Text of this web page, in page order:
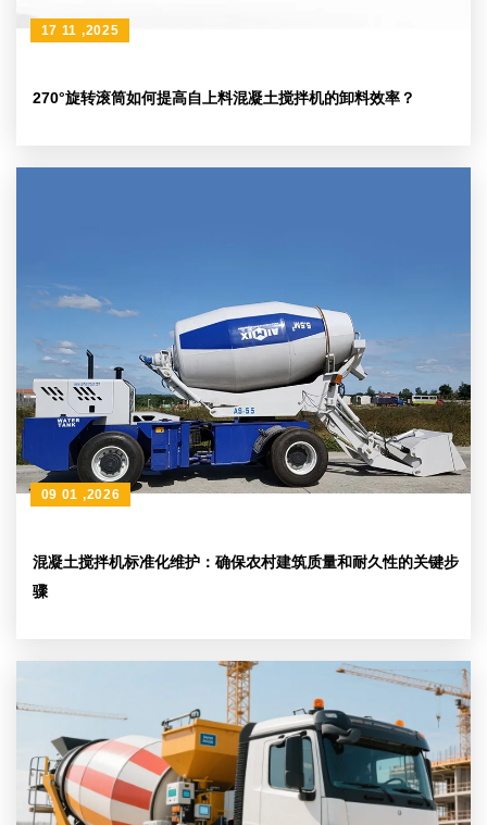
270°旋转滚筒如何提高自上料混凝土搅拌机的卸料效率？
17 11 ,2025
混凝土搅拌机标准化维护：确保农村建筑质量和耐久性的关键步
骤
09 01 ,2026